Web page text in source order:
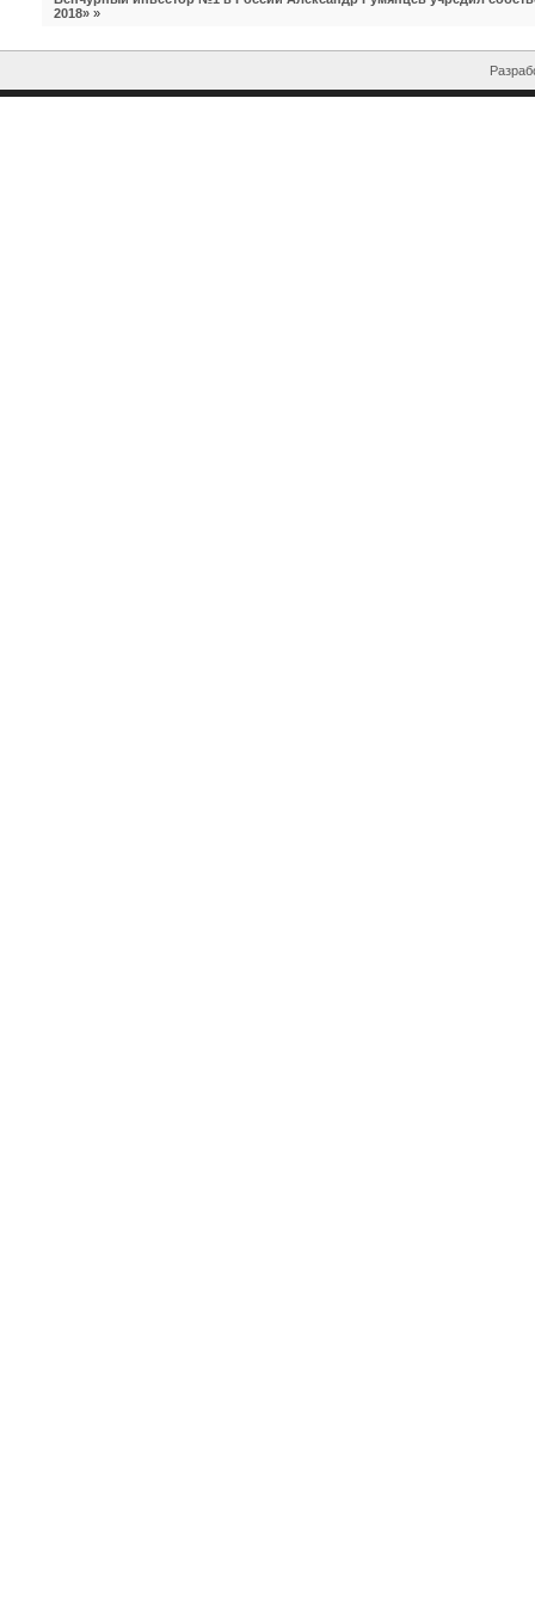
2018»»